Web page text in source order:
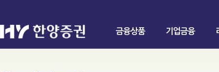
금융상품 기업금융